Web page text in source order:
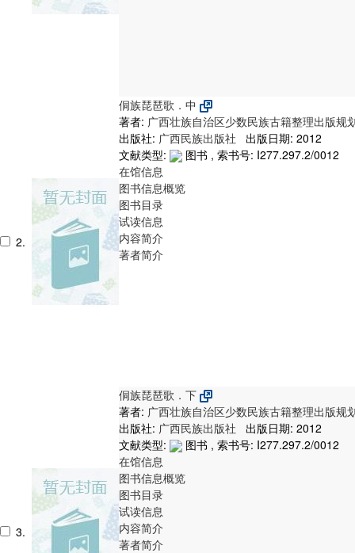
2.
侗族琵琶歌．中
著者: 广西壮族自治区少数民族古籍整理出版规
出版社: 广西民族出版社
出版日期: 2012
文献类型:
图书 , 索书号: I277.297.2/0012
在馆信息
图书信息概览
图书目录
试读信息
内容简介
著者简介
3.
侗族琵琶歌．下
著者: 广西壮族自治区少数民族古籍整理出版规
出版社: 广西民族出版社
出版日期: 2012
文献类型:
图书 , 索书号: I277.297.2/0012
在馆信息
图书信息概览
图书目录
试读信息
内容简介
著者简介